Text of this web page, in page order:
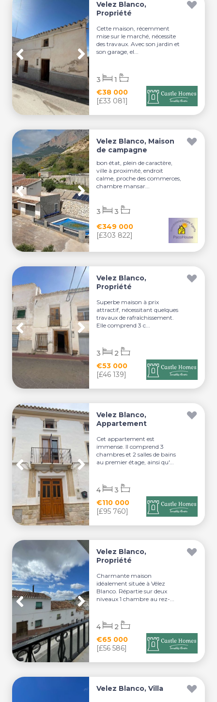
Velez Blanco,
Propriété
Cette maison, récemment
mise sur le marché, nécessite
des travaux. Avec son jardin et
son garage, el...
€38 000
[£33 081]
3 1
Velez Blanco, Maison
de campagne
bon état, plein de caractère,
ville à proximité, endroit
calme, proche des commerces,
chambre mansar...
€349 000
[£303 822]
3 3
Velez Blanco,
Propriété
Superbe maison à prix
attractif, nécessitant quelques
travaux de rafraîchissement.
Elle comprend 3 c...
€53 000
[£46 139]
3 2
Velez Blanco,
Appartement
Cet appartement est
immense. Il comprend 3
chambres et 2 salles de bains
au premier étage, ainsi qu'...
€110 000
[£95 760]
4 3
Velez Blanco,
Propriété
Charmante maison
idéalement située à Vélez
Blanco. Répartie sur deux
niveaux 1 chambre au rez-...
€65 000
[£56 586]
4 2
Velez Blanco, Villa